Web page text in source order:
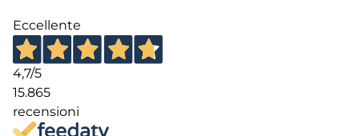
Eccellente
4,7/5
15.865
recensioni